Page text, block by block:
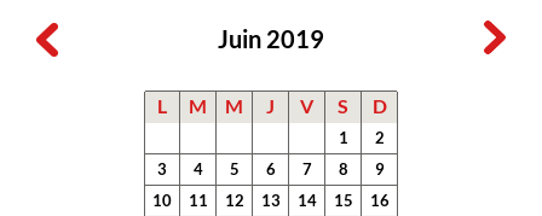
Juin 2019
L M M J V S D
1
2
3
4 5 6 7 8
9
10
11 12 13 14 15
16